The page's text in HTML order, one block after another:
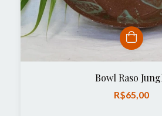
Bowl Raso
R$65,00